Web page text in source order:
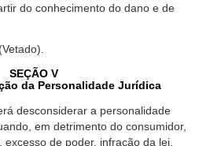
do conhecimento do dano e de
(Vetado).
SEÇÃO V
da Personalidade Jurídica
desconsiderar a personalidade
em detrimento do consumidor,
de poder, infração da lei,